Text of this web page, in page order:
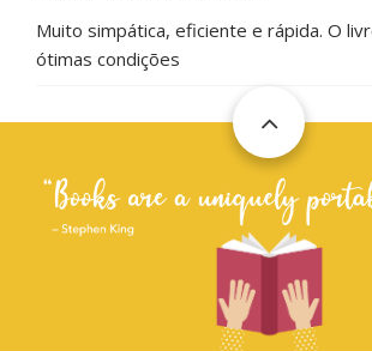
Muito simpática, eficiente e rápida. O
ótimas condições